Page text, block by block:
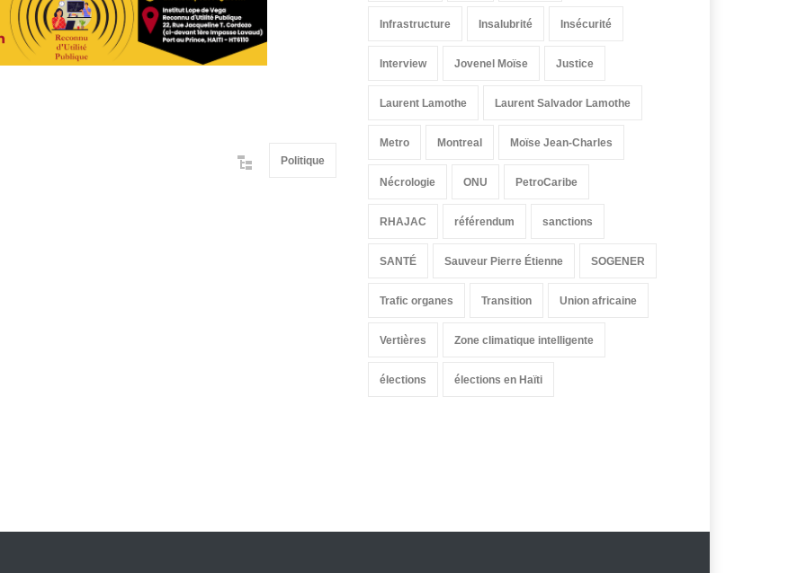
Politique
Infrastructure Insalubrité Insécurité
Interview Jovenel Moïse Justice
Laurent Lamothe Laurent Salvador Lamothe
Metro Montreal Moïse Jean-Charles
Nécrologie ONU PetroCaribe
RHAJAC référendum sanctions
SANTÉ Sauveur Pierre Étienne SOGENER
Trafic organes Transition Union africaine
Vertières Zone climatique intelligente
élections élections en Haïti